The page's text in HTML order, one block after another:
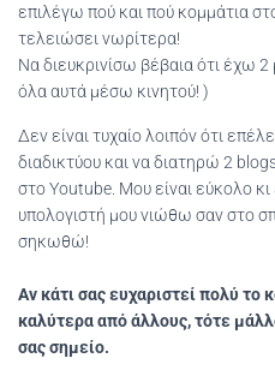
επιλέγω πού και πού κομμάτια
τελειώσει νωρίτερα!
Να διευκρινίσω βέβαια ότι έχω
όλα αυτά μέσω κινητού! )
Δεν είναι τυχαίο λοιπόν ότι
διαδικτύου και να διατηρώ 2
στο Youtube. Μου είναι εύκολο
υπολογιστή μου νιώθω σαν στο
σηκωθώ!
Αν κάτι σας ευχαριστεί πολύ το
καλύτερα από άλλους, τότε
σας σημείο.